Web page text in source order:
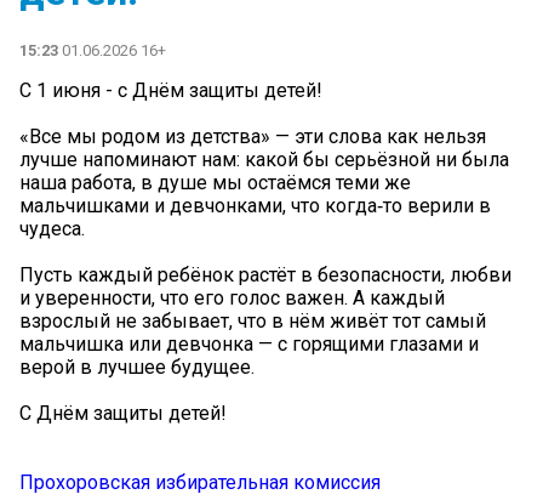
15:23 01.06.2026 16+
С 1 июня - с Днём защиты детей!
«Все мы родом из детства» — эти слова как нельзя
лучше напоминают нам: какой бы серьёзной ни была
наша работа, в душе мы остаёмся теми же
мальчишками и девчонками, что когда‑то верили в
чудеса.
Пусть каждый ребёнок растёт в безопасности, любви
и уверенности, что его голос важен. А каждый
взрослый не забывает, что в нём живёт тот самый
мальчишка или девчонка — с горящими глазами и
верой в лучшее будущее.
С Днём защиты детей!
Прохоровская избирательная комиссия